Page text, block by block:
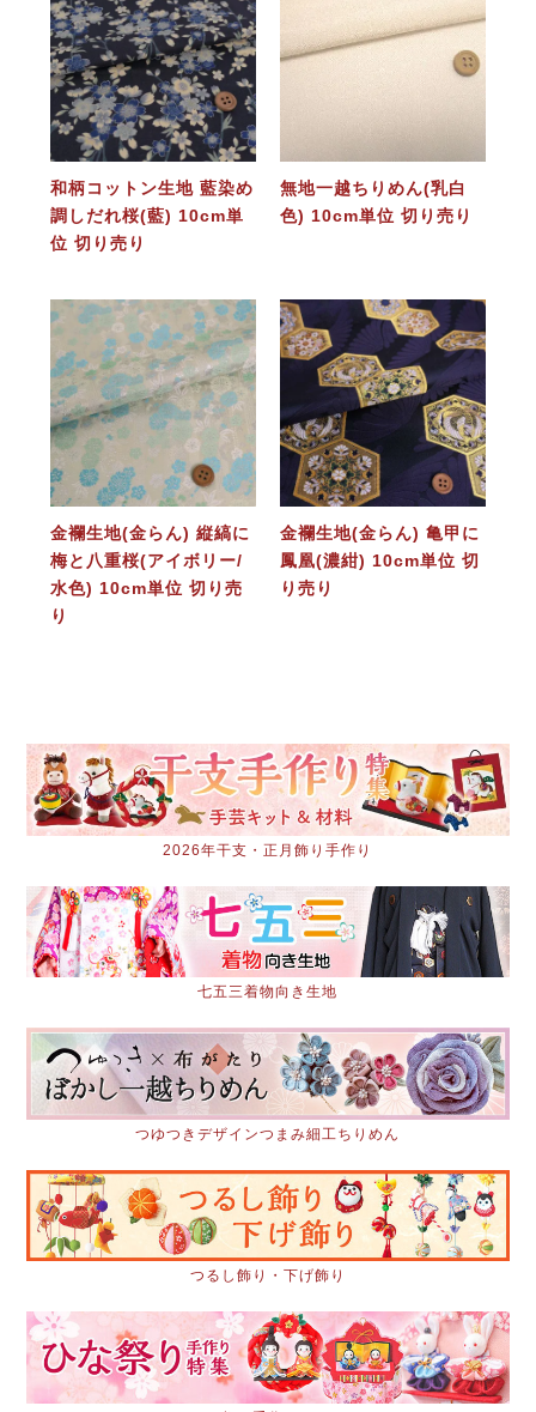
和柄コットン生地 藍染め
調しだれ桜(藍) 10cm単
位 切り売り
無地一越ちりめん(乳白
色) 10cm単位 切り売り
金襴生地(金らん) 縦縞に
梅と八重桜(アイボリー/
水色) 10cm単位 切り売
り
金襴生地(金らん) 亀甲に
鳳凰(濃紺) 10cm単位 切
り売り
2026年干支・正月飾り手作り
七五三着物向き生地
つゆつきデザインつまみ細工ちりめん
つるし飾り・下げ飾り